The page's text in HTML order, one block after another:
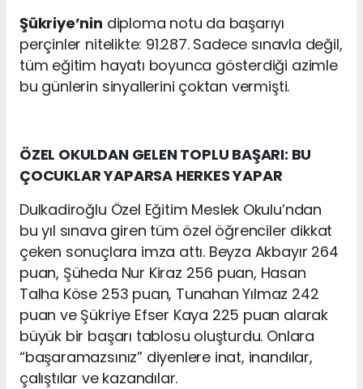
Şükriye’nin diploma notu da başarıyı
perçinler nitelikte: 91.287. Sadece sınavla değil,
tüm eğitim hayatı boyunca gösterdiği azimle
bu günlerin sinyallerini çoktan vermişti.
ÖZEL OKULDAN GELEN TOPLU BAŞARI: BU
ÇOCUKLAR YAPARSA HERKES YAPAR
Dulkadiroğlu Özel Eğitim Meslek Okulu’ndan
bu yıl sınava giren tüm özel öğrenciler dikkat
çeken sonuçlara imza attı. Beyza Akbayır 264
puan, Şüheda Nur Kiraz 256 puan, Hasan
Talha Köse 253 puan, Tunahan Yılmaz 242
puan ve Şükriye Efser Kaya 225 puan alarak
büyük bir başarı tablosu oluşturdu. Onlara
“başaramazsınız” diyenlere inat, inandılar,
çalıştılar ve kazandılar.